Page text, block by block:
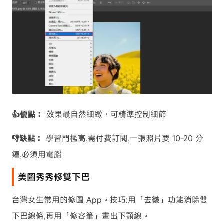
👍優點： 效果最自然細緻，可精準控制細節
👎缺點： 學習門檻高,需付費訂閱,一張照片要 10-20 分
鐘,必須用電腦
美圖秀秀修雙下巴
台灣女生常用的修圖 App。技巧:用「去皺」功能消除雙
下巴線條,再用「修容筆」畫出下顎線。